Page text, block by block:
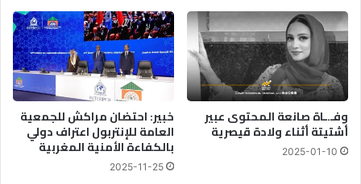
وفـ.ـاة صانعة المحتوى عبير
أشتيتة أثناء ولادة قيصرية
2025-01-10
خبير: احتضان مراكش للجمعية
العامة للإنتربول اعتراف دولي
بالكفاءة الأمنية المغربية
2025-11-25